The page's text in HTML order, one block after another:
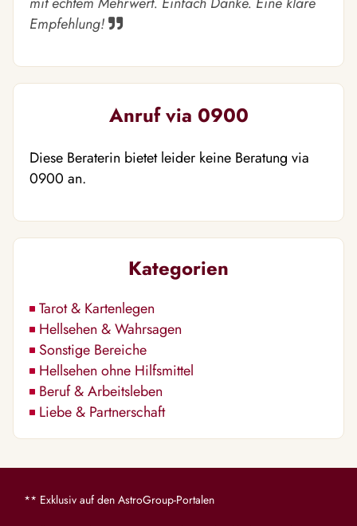
Empfehlung!
Anruf via 0900
Diese Beraterin bietet leider keine Beratung via
0900 an.
Kategorien
Tarot & Kartenlegen
Hellsehen & Wahrsagen
Sonstige Bereiche
Hellsehen ohne Hilfsmittel
Beruf & Arbeitsleben
Liebe & Partnerschaft
** Exklusiv auf den AstroGroup-Portalen